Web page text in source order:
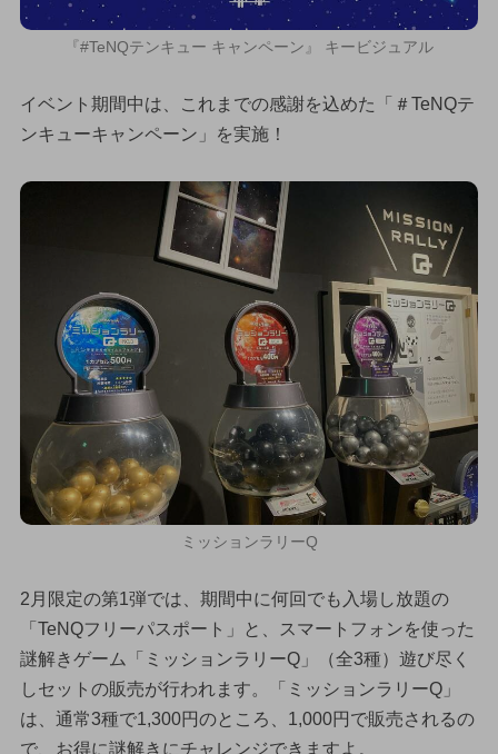
『#TeNQテンキュー キャンペーン』 キービジュアル
イベント期間中は、これまでの感謝を込めた「＃TeNQテ
ンキューキャンペーン」を実施！
ミッションラリーQ
2月限定の第1弾では、期間中に何回でも入場し放題の
「TeNQフリーパスポート」と、スマートフォンを使った
謎解きゲーム「ミッションラリーQ」（全3種）遊び尽く
しセットの販売が行われます。「ミッションラリーQ」
は、通常3種で1,300円のところ、1,000円で販売されるの
で、お得に謎解きにチャレンジできますよ。